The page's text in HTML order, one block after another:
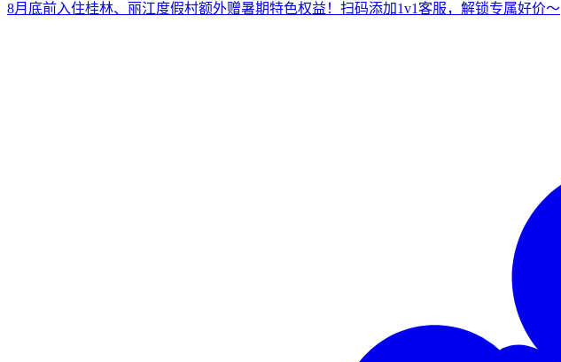
8月底前入住桂林、丽江度假村额外赠暑期特色权益！ 扫码添加1v1客服，解锁专属好价～